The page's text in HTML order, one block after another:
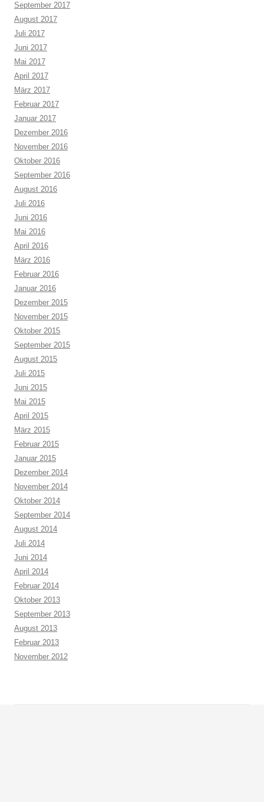
September 2017
August 2017
Juli 2017
Juni 2017
Mai 2017
April 2017
März 2017
Februar 2017
Januar 2017
Dezember 2016
November 2016
Oktober 2016
September 2016
August 2016
Juli 2016
Juni 2016
Mai 2016
April 2016
März 2016
Februar 2016
Januar 2016
Dezember 2015
November 2015
Oktober 2015
September 2015
August 2015
Juli 2015
Juni 2015
Mai 2015
April 2015
März 2015
Februar 2015
Januar 2015
Dezember 2014
November 2014
Oktober 2014
September 2014
August 2014
Juli 2014
Juni 2014
April 2014
Februar 2014
Oktober 2013
September 2013
August 2013
Februar 2013
November 2012